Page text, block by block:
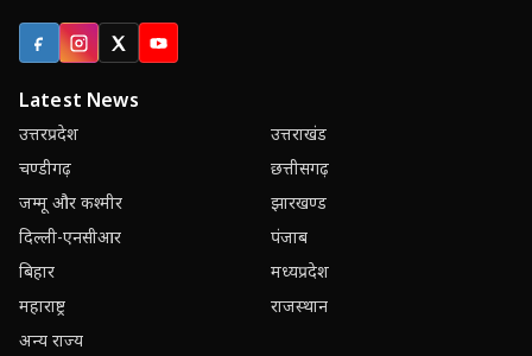
FacebookInstagram
X (Twitter)
YouTube
Latest News
उत्तरप्रदेश
उत्तराखंड
चण्डीगढ़
छत्तीसगढ़
जम्मू और कश्मीर
झारखण्ड
दिल्ली-एनसीआर
पंजाब
बिहार
मध्यप्रदेश
महाराष्ट्र
राजस्थान
अन्य राज्य